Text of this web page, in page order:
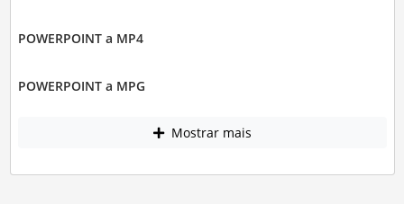
POWERPOINT a MP4
POWERPOINT a MPG
Mostrar mais